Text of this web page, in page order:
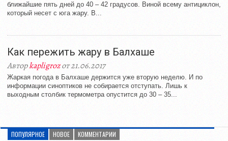
ближайшие пять дней до 40 – 42 градусов. Виной всему антициклон,
который несет с юга жару. В...
Как пережить жару в Балхаше
Авторkapligrozот 21.06.2017
Жаркая погода в Балхаше держится уже вторую неделю. И по
информации синоптиков не собирается отступать. Лишь к
выходным столбик термометра опустится до 30 – 35...
ПОПУЛЯРНОЕ НОВОЕ КОММЕНТАРИИ